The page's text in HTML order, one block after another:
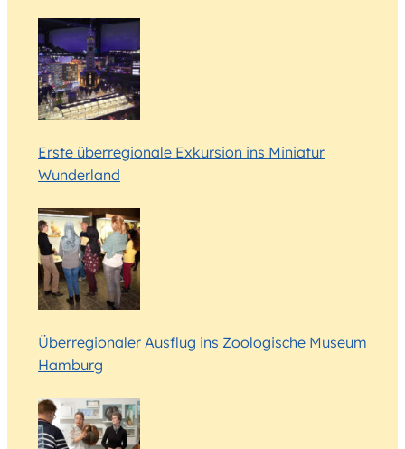
Erste überregionale Exkursion ins Miniatur
Wunderland
Überregionaler Ausflug ins Zoologische Museum
Hamburg